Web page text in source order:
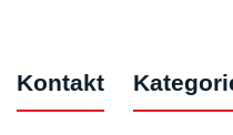
Kontakt